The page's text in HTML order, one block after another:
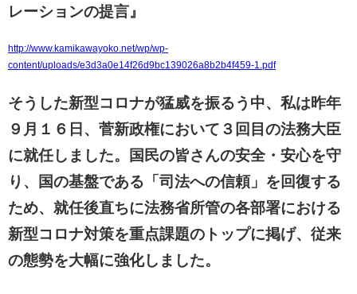
レーションの提言』
http://www.kamikawayoko.net/wp/wp-
content/uploads/e3d3a0e14f26d9bc139026a8b2b4f459-1.pdf
そうした新型コロナが猛威を振るう中、私は昨年
９月１６日、菅新政権において３回目の法務大臣
に就任しました。国民の皆さんの安全・安心を守
り、国の基盤である「司法への信頼」を回復する
ため、就任後直ちに法務省所管の各部署における
新型コロナ対策を重点課題のトップに掲げ、従来
の態勢を大幅に強化しました。